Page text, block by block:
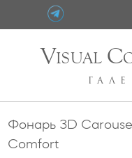
VISUAL C
Фонарь 3D
Comfort